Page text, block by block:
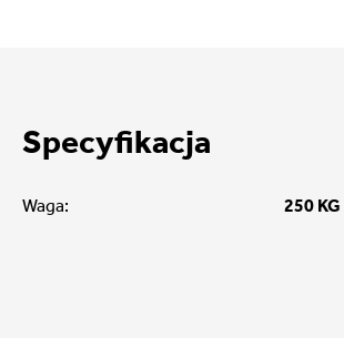
Specyfikacja
Waga: 250 KG